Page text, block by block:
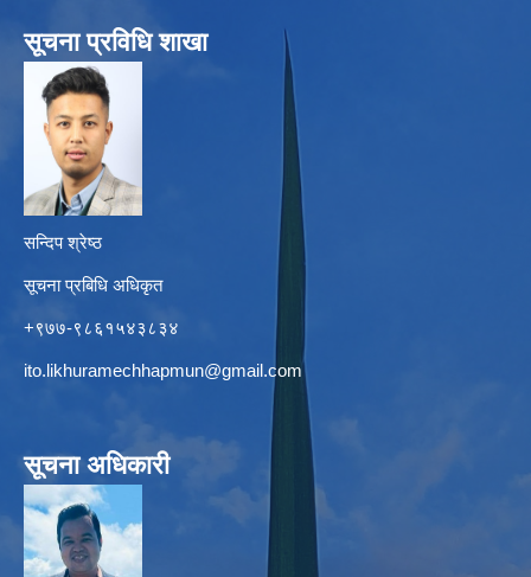
सूचना प्रविधि शाखा
सन्दिप श्रेष्ठ
सूचना प्रबिधि अधिकृत
+९७७-९८६१५४३८३४
ito.likhuramechhapmun@gmail.com
सूचना अधिकारी